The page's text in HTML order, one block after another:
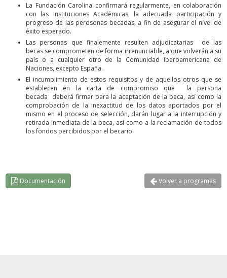
La Fundación Carolina confirmará regularmente, en colaboración
con las Instituciones Académicas, la adecuada participación y
progreso de las perdsonas becadas, a fin de asegurar el nivel de
éxito esperado.
Las personas que finalemente resulten adjudicatarias de las
becas se comprometen de forma irrenunciable, a que volverán a su
país o a cualquier otro de la Comunidad Iberoamericana de
Naciones, excepto España.
El incumplimiento de estos requisitos y de aquellos otros que se
establecen en la carta de compromiso que la persona
becada deberá firmar para la aceptación de la beca, así como la
comprobación de la inexactitud de los datos aportados por el
mismo en el proceso de selección, darán lugar a la interrupción y
retirada inmediata de la beca, así como a la reclamación de todos
los fondos percibidos por el becario.
Documentación Volver a programas